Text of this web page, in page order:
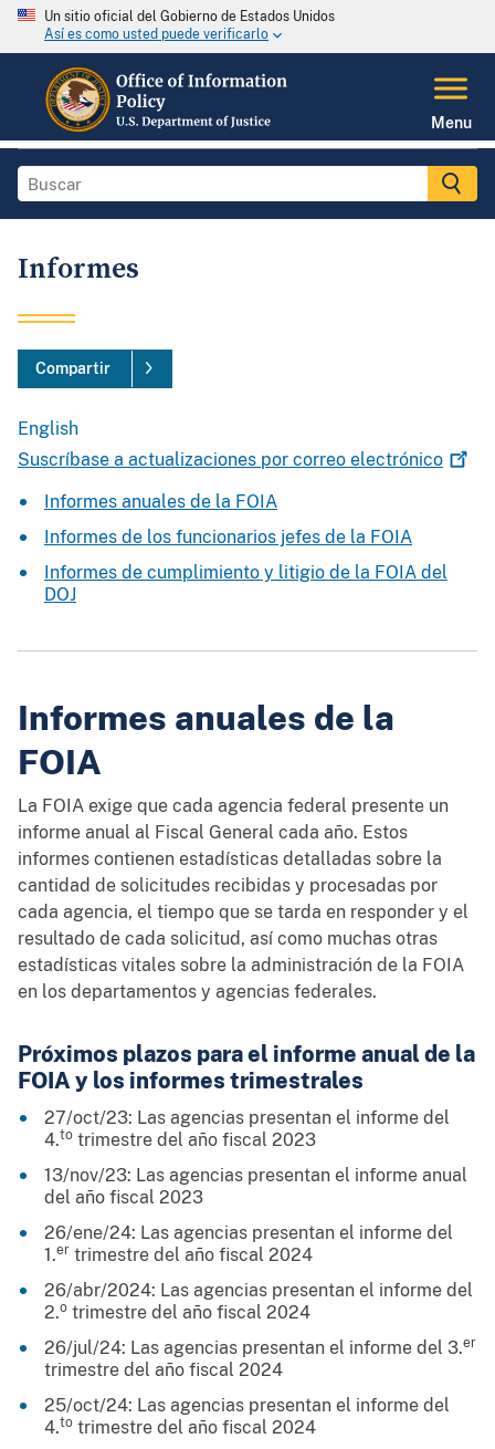
Un sitio oficial del Gobierno de Estados Unidos
Así es como usted puede verificarlo
Menu
Informes
Compartir
English
Suscríbase a actualizaciones por correo electrónico
Informes anuales de la FOIA
Informes de los funcionarios jefes de la FOIA
Informes de cumplimiento y litigio de la FOIA del
DOJ
Informes anuales de la
FOIA
La FOIA exige que cada agencia federal presente un
informe anual al Fiscal General cada año. Estos
informes contienen estadísticas detalladas sobre la
cantidad de solicitudes recibidas y procesadas por
cada agencia, el tiempo que se tarda en responder y el
resultado de cada solicitud, así como muchas otras
estadísticas vitales sobre la administración de la FOIA
en los departamentos y agencias federales.
Próximos plazos para el informe anual de la
FOIA y los informes trimestrales
27/oct/23: Las agencias presentan el informe del
4.to trimestre del año fiscal 2023
13/nov/23: Las agencias presentan el informe anual
del año fiscal 2023
26/ene/24: Las agencias presentan el informe del
1.er trimestre del año fiscal 2024
26/abr/2024: Las agencias presentan el informe del
2.o trimestre del año fiscal 2024
26/jul/24: Las agencias presentan el informe del 3.er
trimestre del año fiscal 2024
25/oct/24: Las agencias presentan el informe del
4.to trimestre del año fiscal 2024